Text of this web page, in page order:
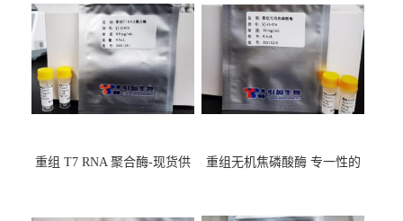
重组 T7 RNA 聚合酶-现货供
重组无机焦磷酸酶 专一性的